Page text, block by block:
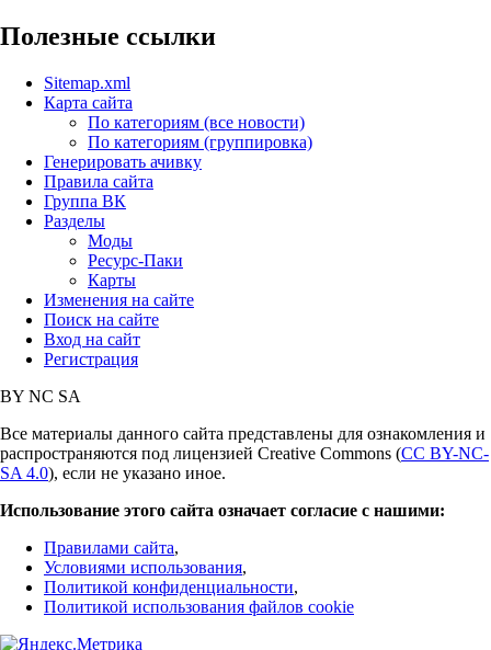
Полезные ссылки
Sitemap.xml
Карта сайта
По категориям (все новости)
По категориям (группировка)
Генерировать ачивку
Правила сайта
Группа ВК
Разделы
Моды
Ресурс-Паки
Карты
Изменения на сайте
Поиск на сайте
Вход на сайт
Регистрация
BY NC SA
Все материалы данного сайта представлены для ознакомления и
распространяются под лицензией Creative Commons (CC BY-NC-
SA 4.0), если не указано иное.
Использование этого сайта означает согласие с нашими:
Правилами сайта,
Условиями использования,
Политикой конфиденциальности,
Политикой использования файлов cookie